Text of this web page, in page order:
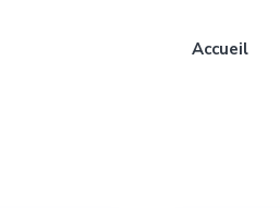
Accueil